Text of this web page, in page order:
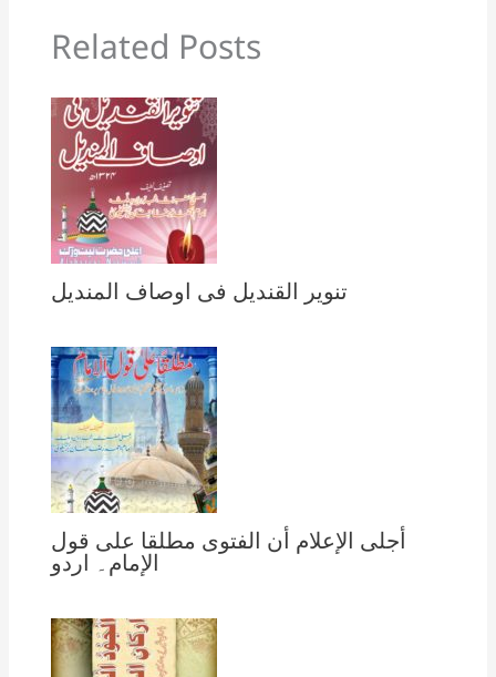
Related Posts
تنویر القندیل فی اوصاف المندیل
أجلى الإعلام أن الفتوى مطلقا على قول
الإمام۔ اردو